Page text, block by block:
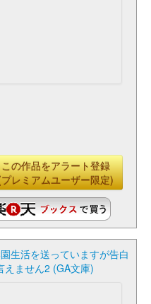
この作品をアラート登録
レミアムユーザー限定)
生活を送っていますが告白
えません2 (GA文庫)